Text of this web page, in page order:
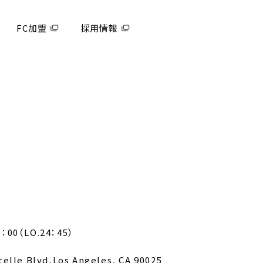
FC加盟 採用情報
00（LO.24：45）
Blvd,Los Angeles, CA 90025